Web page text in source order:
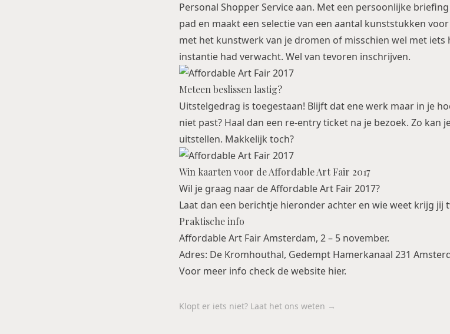
Personal Shopper Service aan. Met een persoonlijke
pad en maakt een selectie van een aantal kunststukken
met het kunstwerk van je dromen of misschien wel met iets
instantie had verwacht. Wel van tevoren inschrijven.
Meteen beslissen lastig?
Uitstelgedrag is toegestaan! Blijft dat ene werk maar in je
niet past? Haal dan een re-entry ticket na je bezoek. Zo kan
uitstellen. Makkelijk toch?
Win kaarten voor de Affordable Art Fair 2017
Wil je graag naar de Affordable Art Fair 2017?
Laat dan een berichtje hieronder achter en wie weet krijg jij
Praktische info
Affordable Art Fair Amsterdam, 2 – 5 november.
Adres: De Kromhouthal, Gedempt Hamerkanaal 231
Voor meer info check de website hier.
Klopt er iets niet? Laat het ons weten →